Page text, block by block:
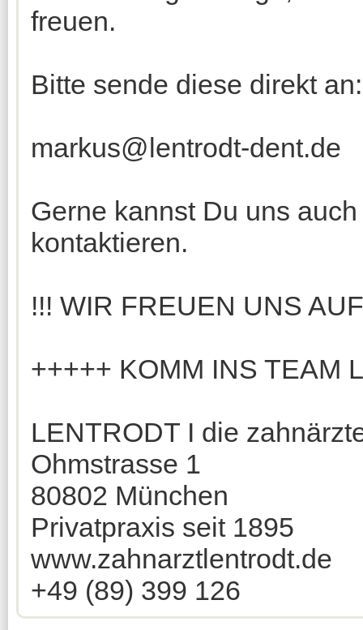
freuen.
Bitte sende diese direkt an:
markus@lentrodt-dent.de
Gerne kannst Du uns
kontaktieren.
!!! WIR FREUEN UNS
+++++ KOMM INS TEAM
LENTRODT I die
Ohmstrasse 1
80802 München
Privatpraxis seit 1895
www.zahnarztlentrodt.de
+49 (89) 399 126